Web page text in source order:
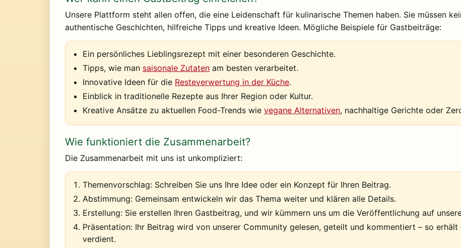
Unsere Plattform steht allen offen, die eine Leidenschaft für kulinarische Themen haben. Sie müssen
authentische Geschichten, hilfreiche Tipps und kreative Ideen. Mögliche Beispiele für Gastbeiträge:
Ein persönliches Lieblingsrezept mit einer besonderen Geschichte.
Tipps, wie man saisonale Zutaten am besten verarbeitet.
Innovative Ideen für die Resteverwertung in der Küche.
Einblick in traditionelle Rezepte aus Ihrer Region oder Kultur.
Kreative Ansätze zu aktuellen Food-Trends wie vegane Alternativen, nachhaltige Gerichte oder
Wie funktioniert die Zusammenarbeit?
Die Zusammenarbeit mit uns ist unkompliziert:
Themenvorschlag: Schreiben Sie uns Ihre Idee oder ein Konzept für Ihren Beitrag.
Abstimmung: Gemeinsam entwickeln wir das Thema weiter und klären alle Details.
Erstellung: Sie erstellen Ihren Gastbeitrag, und wir kümmern uns um die Veröffentlichung auf
Präsentation: Ihr Beitrag wird von unserer Community gelesen, geteilt und kommentiert – so
verdient.